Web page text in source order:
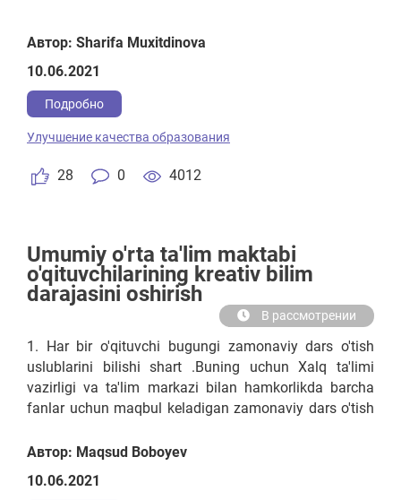
Автор: Sharifa Muxitdinova
10.06.2021
Подробно
28 0 4012
Улучшение качества образования
Umumiy o'rta ta'lim maktabi
o'qituvchilarining kreativ bilim
darajasini oshirish
В рассмотрении
1. Har bir o'qituvchi bugungi zamonaviy dars o'tish
uslublarini bilishi shart .Buning uchun Xalq ta'limi
vazirligi va ta'lim markazi bilan hamkorlikda barcha
fanlar uchun maqbul keladigan zamonaviy dars o'tish
Respublikdagi barcha fan o'qituvchilarga o'rgatishi
tomonidan maktab rahbarlari, xalq ta'limi bo'limi
Автор: Maqsud Boboyev
10.06.2021